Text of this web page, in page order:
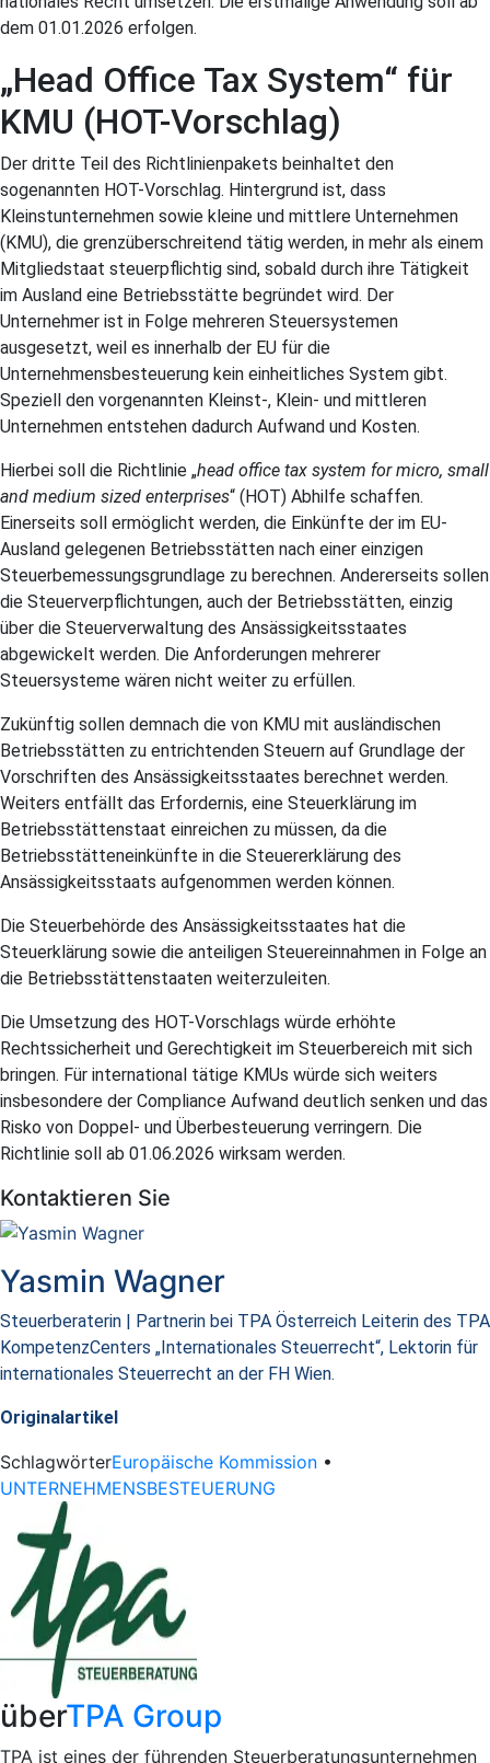
dem 01.01.2026 erfolgen.
„Head Office Tax System“ für
KMU (HOT-Vorschlag)
Der dritte Teil des Richtlinienpakets beinhaltet den
sogenannten HOT-Vorschlag. Hintergrund ist, dass
Kleinstunternehmen sowie kleine und mittlere Unternehmen
(KMU), die grenzüberschreitend tätig werden, in mehr als einem
Mitgliedstaat steuerpflichtig sind, sobald durch ihre Tätigkeit
im Ausland eine Betriebsstätte begründet wird. Der
Unternehmer ist in Folge mehreren Steuersystemen
ausgesetzt, weil es innerhalb der EU für die
Unternehmensbesteuerung kein einheitliches System gibt.
Speziell den vorgenannten Kleinst-, Klein- und mittleren
Unternehmen entstehen dadurch Aufwand und Kosten.
Hierbei soll die Richtlinie „head office tax system for micro, small
and medium sized enterprises“ (HOT) Abhilfe schaffen.
Einerseits soll ermöglicht werden, die Einkünfte der im EU-
Ausland gelegenen Betriebsstätten nach einer einzigen
Steuerbemessungsgrundlage zu berechnen. Andererseits sollen
die Steuerverpflichtungen, auch der Betriebsstätten, einzig
über die Steuerverwaltung des Ansässigkeitsstaates
abgewickelt werden. Die Anforderungen mehrerer
Steuersysteme wären nicht weiter zu erfüllen.
Zukünftig sollen demnach die von KMU mit ausländischen
Betriebsstätten zu entrichtenden Steuern auf Grundlage der
Vorschriften des Ansässigkeitsstaates berechnet werden.
Weiters entfällt das Erfordernis, eine Steuerklärung im
Betriebsstättenstaat einreichen zu müssen, da die
Betriebsstätteneinkünfte in die Steuererklärung des
Ansässigkeitsstaats aufgenommen werden können.
Die Steuerbehörde des Ansässigkeitsstaates hat die
Steuerklärung sowie die anteiligen Steuereinnahmen in Folge an
die Betriebsstättenstaaten weiterzuleiten.
Die Umsetzung des HOT-Vorschlags würde erhöhte
Rechtssicherheit und Gerechtigkeit im Steuerbereich mit sich
bringen. Für international tätige KMUs würde sich weiters
insbesondere der Compliance Aufwand deutlich senken und das
Risko von Doppel- und Überbesteuerung verringern. Die
Richtlinie soll ab 01.06.2026 wirksam werden.
Kontaktieren Sie
Yasmin Wagner
Steuerberaterin | Partnerin bei TPA Österreich Leiterin des TPA
KompetenzCenters „Internationales Steuerrecht“, Lektorin für
internationales Steuerrecht an der FH Wien.
Originalartikel
SchlagwörterEuropäische Kommission •
UNTERNEHMENSBESTEUERUNG
überTPA Group
TPA ist eines der führenden Steuerberatungsunternehmen